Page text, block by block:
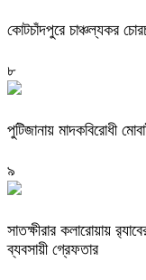
কোটচাঁদপুরে চাঞ্চল্যকর
৮
পুটিজানায় মাদকবিরোধী
৯
সাতক্ষীরার কলারোয়ায়
ব্যবসায়ী গ্রেফতার